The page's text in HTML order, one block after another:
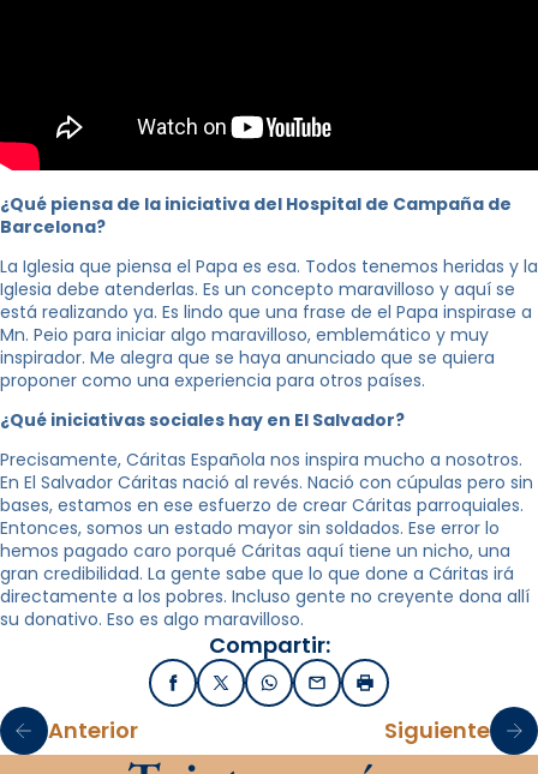
¿Qué piensa de la iniciativa del Hospital de Campaña de
Barcelona?
La Iglesia que piensa el Papa es esa. Todos tenemos heridas y la
Iglesia debe atenderlas. Es un concepto maravilloso y aquí se
está realizando ya. Es lindo que una frase de el Papa inspirase a
Mn. Peio para iniciar algo maravilloso, emblemático y muy
inspirador. Me alegra que se haya anunciado que se quiera
proponer como una experiencia para otros países.
¿Qué iniciativas sociales hay en El Salvador?
Precisamente, Cáritas Española nos inspira mucho a nosotros.
En El Salvador Cáritas nació al revés. Nació con cúpulas pero sin
bases, estamos en ese esfuerzo de crear Cáritas parroquiales.
Entonces, somos un estado mayor sin soldados. Ese error lo
hemos pagado caro porqué Cáritas aquí tiene un nicho, una
gran credibilidad. La gente sabe que lo que done a Cáritas irá
directamente a los pobres. Incluso gente no creyente dona allí
su donativo. Eso es algo maravilloso.
Compartir:
FacebookX / TwitterWhatsApp
EmailImprimir
Anterior Siguiente